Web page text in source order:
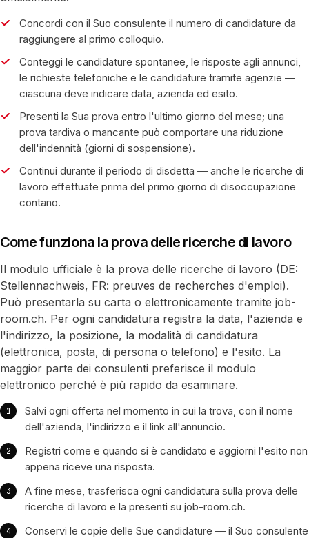
Concordi con il Suo consulente il numero di candidature da
raggiungere al primo colloquio.
Conteggi le candidature spontanee, le risposte agli annunci,
le richieste telefoniche e le candidature tramite agenzie —
ciascuna deve indicare data, azienda ed esito.
Presenti la Sua prova entro l'ultimo giorno del mese; una
prova tardiva o mancante può comportare una riduzione
dell'indennità (giorni di sospensione).
Continui durante il periodo di disdetta — anche le ricerche di
lavoro effettuate prima del primo giorno di disoccupazione
contano.
Come funziona la prova delle ricerche di lavoro
Il modulo ufficiale è la prova delle ricerche di lavoro (DE:
Stellennachweis, FR: preuves de recherches d'emploi).
Può presentarla su carta o elettronicamente tramite job-
room.ch. Per ogni candidatura registra la data, l'azienda e
l'indirizzo, la posizione, la modalità di candidatura
(elettronica, posta, di persona o telefono) e l'esito. La
maggior parte dei consulenti preferisce il modulo
elettronico perché è più rapido da esaminare.
Salvi ogni offerta nel momento in cui la trova, con il nome
dell'azienda, l'indirizzo e il link all'annuncio.
Registri come e quando si è candidato e aggiorni l'esito non
appena riceve una risposta.
A fine mese, trasferisca ogni candidatura sulla prova delle
ricerche di lavoro e la presenti su job-room.ch.
Conservi le copie delle Sue candidature — il Suo consulente